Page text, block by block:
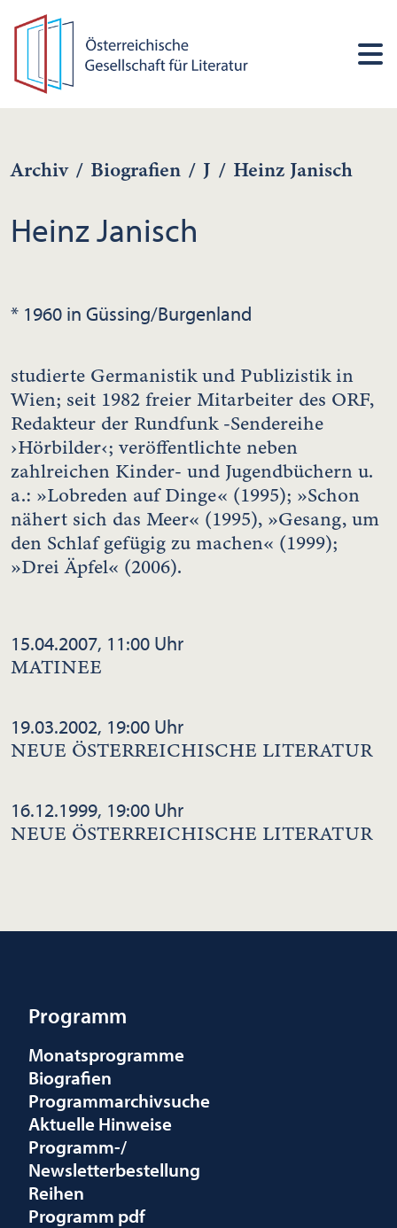
Archiv / Biografien / J / Heinz Janisch
Heinz Janisch
* 1960 in Güssing/Burgenland
studierte Germanistik und Publizistik in
Wien; seit 1982 freier Mitarbeiter des ORF,
Redakteur der Rundfunk -Sendereihe
›Hörbilder‹; veröffentlichte neben
zahlreichen Kinder- und Jugendbüchern u.
a.: »Lobreden auf Dinge« (1995); »Schon
nähert sich das Meer« (1995), »Gesang, um
den Schlaf gefügig zu machen« (1999);
»Drei Äpfel« (2006).
15.04.2007, 11:00 Uhr
MATINEE
19.03.2002, 19:00 Uhr
NEUE ÖSTERREICHISCHE LITERATUR
16.12.1999, 19:00 Uhr
NEUE ÖSTERREICHISCHE LITERATUR
Programm
Monatsprogramme
Biografien
Programmarchivsuche
Aktuelle Hinweise
Programm-/
Newsletterbestellung
Reihen
Programm pdf